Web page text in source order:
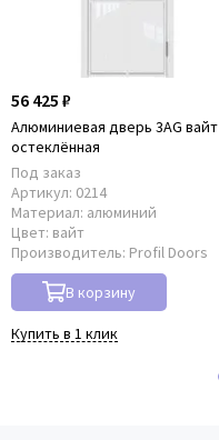
56 425 ₽
Алюминиевая дверь 3AG вайт
остеклённая
Под заказ
Артикул: 0214
Материал: алюминий
Цвет: вайт
Производитель: Profil Doors
В корзину
Купить в 1 клик